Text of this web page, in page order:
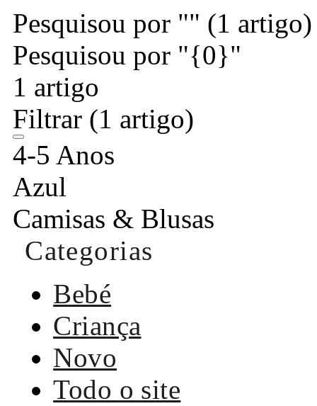
Pesquisou por "" (1 artigo)
Pesquisou por "{0}"
1 artigo
Filtrar (1 artigo)
4-5 Anos
Azul
Camisas & Blusas
Categorias
Bebé
Criança
Novo
Todo o site